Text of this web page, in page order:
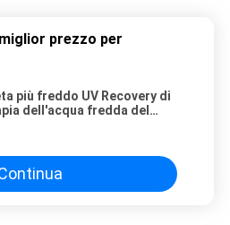
prezzo per
più freddo UV Recovery di
dell'acqua fredda del